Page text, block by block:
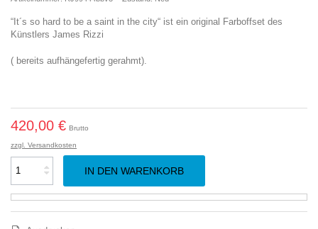
“It´s so hard to be a saint in the city“ ist ein original Farboffset des
Künstlers James Rizzi
( bereits aufhängefertig gerahmt).
420,00 € Brutto
zzgl. Versandkosten
IN DEN WARENKORB